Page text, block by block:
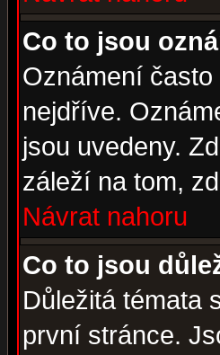
Co to jsou
Oznámení
nejdříve.
jsou uvedeny.
záleží na tom,
Návrat nahoru
Co to jsou
Důležitá témata
první stránce.